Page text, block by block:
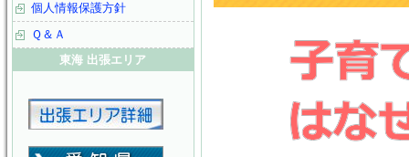
個人情報保護方針
Ｑ＆Ａ
東海 出張エリア